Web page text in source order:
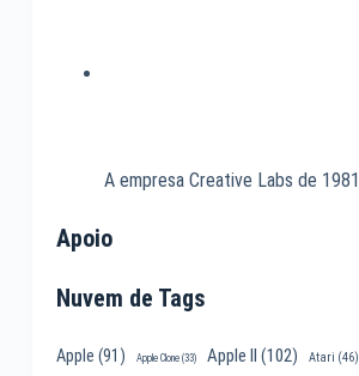
A empresa Creative Labs de 1981
Apoio
Nuvem de Tags
Apple (91) Apple Clone(33) Apple II (102) Atari (46)